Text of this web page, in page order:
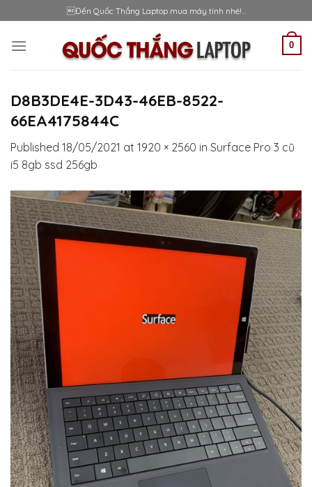
to
content
Đến Quốc Thắng Laptop mua máy tính nhé!...
0
D8B3DE4E-3D43-46EB-8522-
66EA4175844C
Published 18/05/2021 at 1920 × 2560 in Surface Pro 3 cũ
i5 8gb ssd 256gb